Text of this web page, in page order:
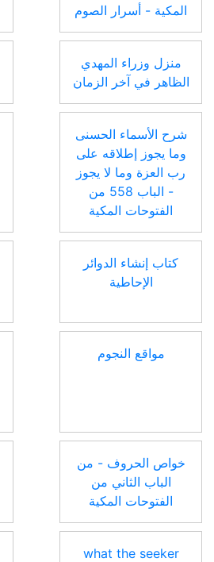
المكية - أسرار الصوم
منزل وزراء المهدي
الظاهر في آخر الزمان
شرح الأسماء الحسنى
وما يجوز إطلاقه على
رب العزة وما لا يجوز
- الباب 558 من
الفتوحات المكية
كتاب إنشاء الدوائر
الإحاطية
مواقع النجوم
خواص الحروف - من
الباب الثاني من
الفتوحات المكية
what the seeker